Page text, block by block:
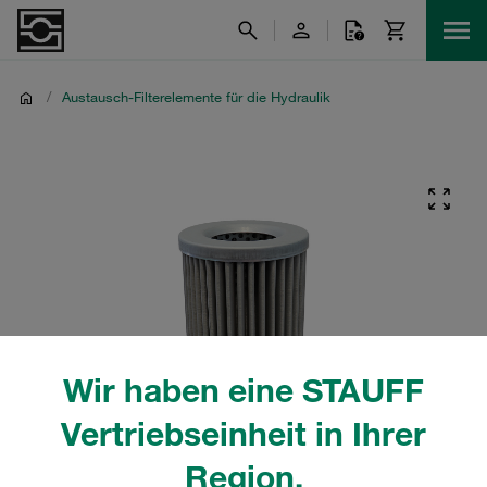
Wir haben eine STAUFF
Vertriebseinheit in Ihrer
Region.
/ Austausch-Filterelemente für die Hydraulik